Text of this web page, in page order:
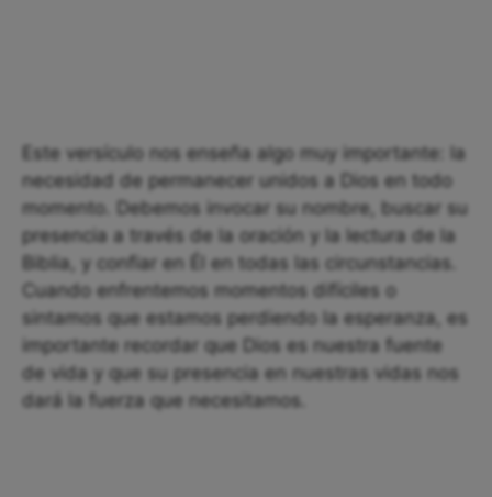
Este versículo nos enseña algo muy importante: la
necesidad de permanecer unidos a Dios en todo
momento. Debemos invocar su nombre, buscar su
presencia a través de la oración y la lectura de la
Biblia, y confiar en Él en todas las circunstancias.
Cuando enfrentemos momentos difíciles o
sintamos que estamos perdiendo la esperanza, es
importante recordar que Dios es nuestra fuente
de vida y que su presencia en nuestras vidas nos
dará la fuerza que necesitamos.